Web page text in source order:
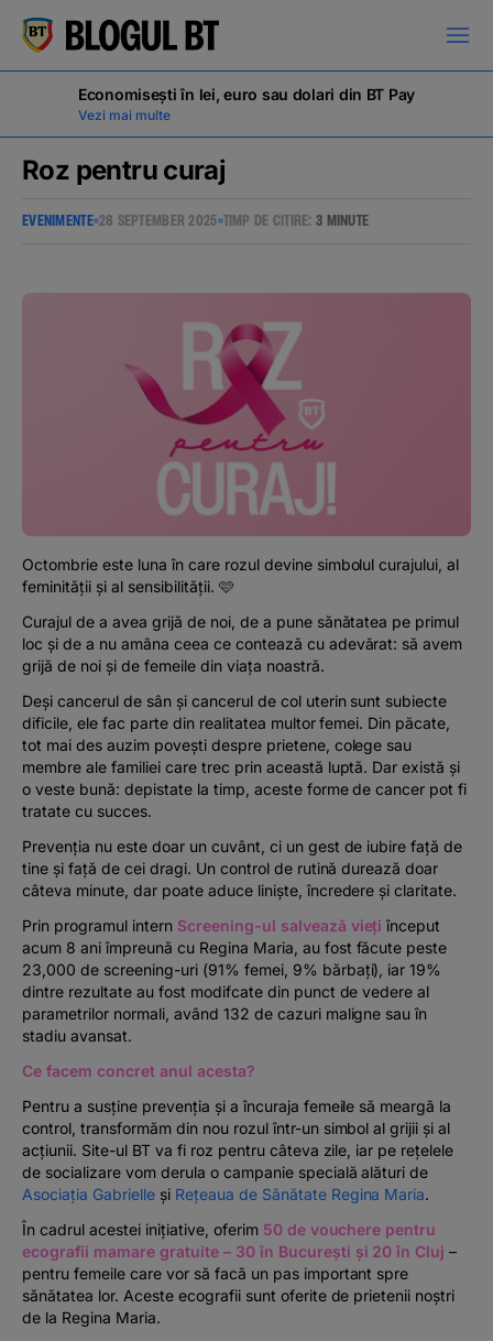
кириллица
The MacRO Zone
Pentru antreprenori
Banking, pe relaxare
Economisești în lei, euro sau dolari din BT Pay
Vezi mai multe
Roz pentru curaj
EVENIMENTE 28 SEPTEMBER 2025 TIMP DE CITIRE:3 MINUTE
Octombrie este luna în care rozul devine simbolul curajului, al
feminității și al sensibilității. 🩷
Curajul de a avea grijă de noi, de a pune sănătatea pe primul
loc și de a nu amâna ceea ce contează cu adevărat: să avem
grijă de noi și de femeile din viața noastră.
Deși cancerul de sân și cancerul de col uterin sunt subiecte
dificile, ele fac parte din realitatea multor femei. Din păcate,
tot mai des auzim povești despre prietene, colege sau
membre ale familiei care trec prin această luptă. Dar există și
o veste bună: depistate la timp, aceste forme de cancer pot fi
tratate cu succes.
Prevenția nu este doar un cuvânt, ci un gest de iubire față de
tine și față de cei dragi. Un control de rutină durează doar
câteva minute, dar poate aduce liniște, încredere și claritate.
Prin programul intern Screening-ul salvează vieți început
acum 8 ani împreună cu Regina Maria, au fost făcute peste
23,000 de screening-uri (91% femei, 9% bărbați), iar 19%
dintre rezultate au fost modifcate din punct de vedere al
parametrilor normali, având 132 de cazuri maligne sau în
stadiu avansat.
Ce facem concret anul acesta?
Pentru a susține prevenția și a încuraja femeile să meargă la
control, transformăm din nou rozul într-un simbol al grijii și al
acțiunii. Site-ul BT va fi roz pentru câteva zile, iar pe rețelele
de socializare vom derula o campanie specială alături de
Asociația Gabrielleși Rețeaua de Sănătate Regina Maria.
În cadrul acestei inițiative, oferim 50 de vouchere pentru
ecografii mamare gratuite – 30 în București și 20 în Cluj –
pentru femeile care vor să facă un pas important spre
sănătatea lor. Aceste ecografii sunt oferite de prietenii noștri
de la Regina Maria.